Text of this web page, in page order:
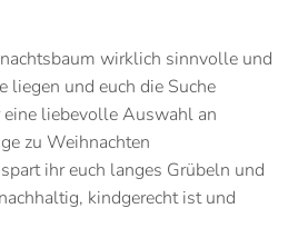
wirklich sinnvolle und
liegen und euch die Suche
liebevolle Auswahl an
zu Weihnachten
ihr euch langes Grübeln und
kindgerecht ist und